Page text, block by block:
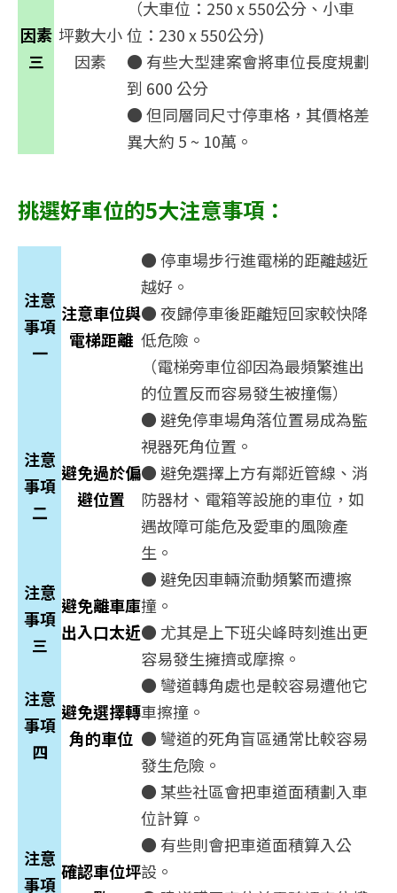
因素
三
坪數大小
因素
（大車位：250 x 550公分、小車
位：230 x 550公分)
● 有些大型建案會將車位長度規劃
到 600 公分
● 但同層同尺寸停車格，其價格差
異大約 5 ~ 10萬。
挑選好車位的5大注意事項：
注意
事項
一
注意車位與
電梯距離
● 停車場步行進電梯的距離越近
越好。
● 夜歸停車後距離短回家較快降
低危險。
（電梯旁車位卻因為最頻繁進出
的位置反而容易發生被撞傷）
注意
事項
二
避免過於偏
避位置
● 避免停車場角落位置易成為監
視器死角位置。
● 避免選擇上方有鄰近管線、消
防器材、電箱等設施的車位，如
遇故障可能危及愛車的風險產
生。
注意
事項
三
避免離車庫
出入口太近
● 避免因車輛流動頻繁而遭擦
撞。
● 尤其是上下班尖峰時刻進出更
容易發生擁擠或摩擦。
注意
事項
四
避免選擇轉
角的車位
● 彎道轉角處也是較容易遭他它
車擦撞。
● 彎道的死角盲區通常比較容易
發生危險。
注意
事項
確認車位坪
● 某些社區會把車道面積劃入車
位計算。
● 有些則會把車道面積算入公
設。